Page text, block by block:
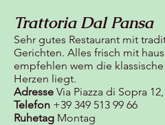
Trattoria Dal Pansa
Sehr gutes Restaurant mit
Gerichten. Alles frisch mit
empfehlen wem die
Herzen liegt.
Adresse Via Piazza di Sopra
Telefon +39 349 513 99 66
Ruhetag Montag